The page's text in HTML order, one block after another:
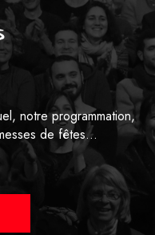
notre programmation,
de fêtes…